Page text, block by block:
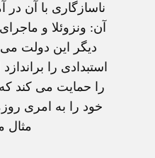
ناسازگاری با آن در
آن: ونزوئلا و
ديگر اين دولت
استبدادی را
را حمايت می کند
خود را به امری
مثال